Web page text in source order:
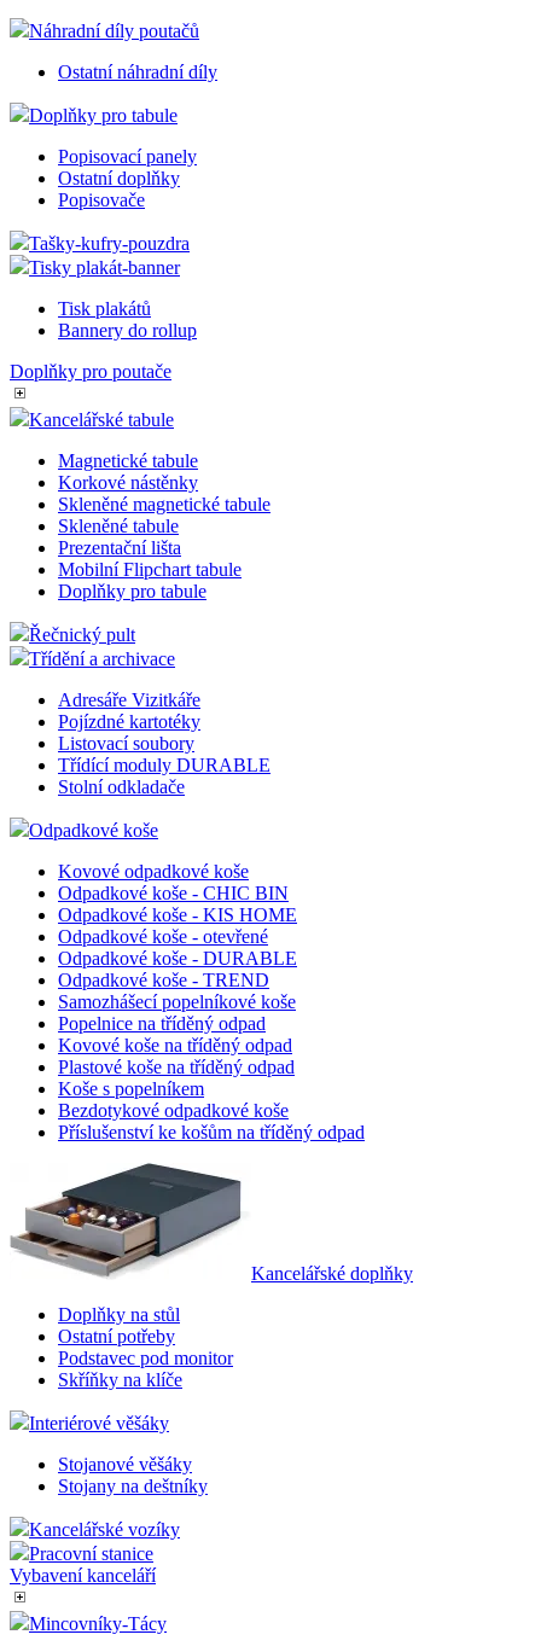
Náhradní díly poutačů
Ostatní náhradní díly
Doplňky pro tabule
Popisovací panely
Ostatní doplňky
Popisovače
Tašky-kufry-pouzdra
Tisky plakát-banner
Tisk plakátů
Bannery do rollup
Doplňky pro poutače
Kancelářské tabule
Magnetické tabule
Korkové nástěnky
Skleněné magnetické tabule
Skleněné tabule
Prezentační lišta
Mobilní Flipchart tabule
Doplňky pro tabule
Řečnický pult
Třídění a archivace
Adresáře Vizitkáře
Pojízdné kartotéky
Listovací soubory
Třídící moduly DURABLE
Stolní odkladače
Odpadkové koše
Kovové odpadkové koše
Odpadkové koše - CHIC BIN
Odpadkové koše - KIS HOME
Odpadkové koše - otevřené
Odpadkové koše - DURABLE
Odpadkové koše - TREND
Samozhášecí popelníkové koše
Popelnice na tříděný odpad
Kovové koše na tříděný odpad
Plastové koše na tříděný odpad
Koše s popelníkem
Bezdotykové odpadkové koše
Příslušenství ke košům na tříděný odpad
Kancelářské doplňky
Doplňky na stůl
Ostatní potřeby
Podstavec pod monitor
Skříňky na klíče
Interiérové věšáky
Stojanové věšáky
Stojany na deštníky
Kancelářské vozíky
Pracovní stanice
Vybavení kanceláří
Mincovníky-Tácy